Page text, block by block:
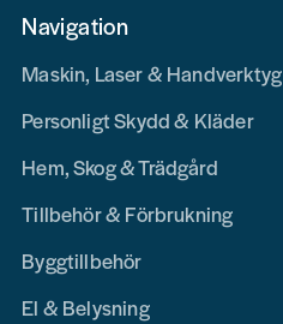
Navigation
Maskin, Laser & Handverktyg
Personligt Skydd & Kläder
Hem, Skog & Trädgård
Tillbehör & Förbrukning
Byggtillbehör
El & Belysning